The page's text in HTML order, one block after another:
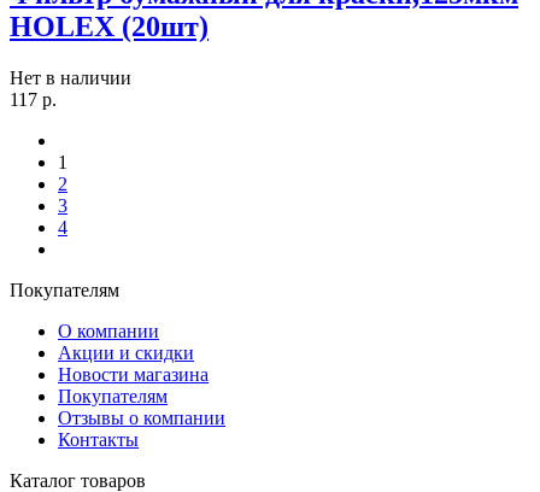
HOLEX (20шт)
Нет в наличии
117 р.
1
2
3
4
Покупателям
О компании
Акции и скидки
Новости магазина
Покупателям
Отзывы о компании
Контакты
Каталог товаров